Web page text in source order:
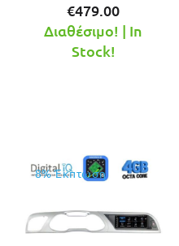
was:
€479.00
τρέχουσα
Διαθέσιμο! | In
Stock!
8% Έκπτωση